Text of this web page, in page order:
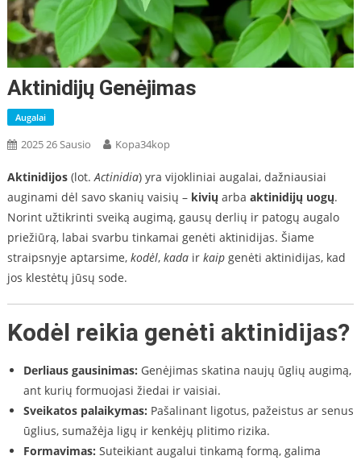
Aktinidijų Genėjimas
Augalai
2025 26 Sausio Kopa34kop
Aktinidijos(lot.Actinidia) yra vijokliniai augalai, dažniausiai
auginami dėl savo skanių vaisių – kivių arba aktinidijų uogų.
Norint užtikrinti sveiką augimą, gausų derlių ir patogų augalo
priežiūrą, labai svarbu tinkamai genėti aktinidijas. Šiame
straipsnyje aptarsime, kodėl, kadair kaipgenėti aktinidijas, kad
jos klestėtų jūsų sode.
Kodėl reikia genėti aktinidijas?
Derliaus gausinimas: Genėjimas skatina naujų ūglių augimą,
ant kurių formuojasi žiedai ir vaisiai.
Sveikatos palaikymas: Pašalinant ligotus, pažeistus ar senus
ūglius, sumažėja ligų ir kenkėjų plitimo rizika.
Formavimas: Suteikiant augalui tinkamą formą, galima